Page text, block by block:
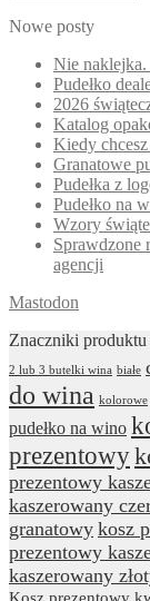
Nowe posty
Nie
Pudełko
2026
Katalog
Kiedy
Granatowe
Pudełka z
Pudełko na
Wzory
Sprawdzone
agencji
Mastodon
Znaczniki produktu
2 lub 3 butelki wina białe
do wina kolorowe
pudełko na wino
prezentowy
prezentowy
kaszerowany
granatowy kosz
prezentowy
kaszerowany